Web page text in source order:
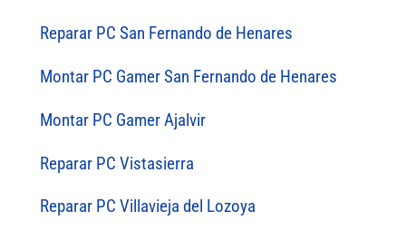
Reparar PC San Fernando de Henares
Montar PC Gamer San Fernando de Henares
Montar PC Gamer Ajalvir
Reparar PC Vistasierra
Reparar PC Villavieja del Lozoya